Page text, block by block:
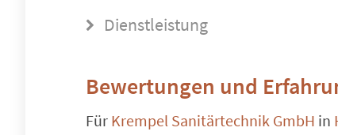
Dienstleistung
Bewertungen und
Für Krempel Sanitärtechnik GmbH in